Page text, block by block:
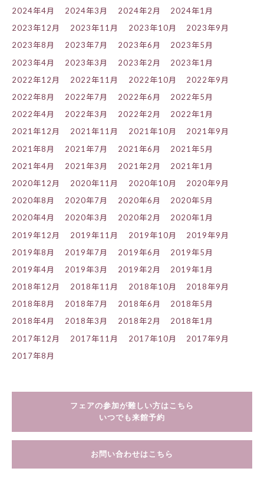
2024年4月
2024年3月 2024年2月
2024年1月
2023年12月
2023年11月 2023年10月
2023年9月
2023年8月
2023年7月 2023年6月
2023年5月
2023年4月
2023年3月 2023年2月
2023年1月
2022年12月
2022年11月 2022年10月
2022年9月
2022年8月
2022年7月 2022年6月
2022年5月
2022年4月
2022年3月 2022年2月
2022年1月
2021年12月
2021年11月 2021年10月
2021年9月
2021年8月
2021年7月 2021年6月
2021年5月
2021年4月
2021年3月 2021年2月
2021年1月
2020年12月
2020年11月 2020年10月
2020年9月
2020年8月
2020年7月 2020年6月
2020年5月
2020年4月
2020年3月 2020年2月
2020年1月
2019年12月
2019年11月 2019年10月
2019年9月
2019年8月
2019年7月 2019年6月
2019年5月
2019年4月
2019年3月 2019年2月
2019年1月
2018年12月
2018年11月 2018年10月
2018年9月
2018年8月
2018年7月 2018年6月
2018年5月
2018年4月
2018年3月 2018年2月
2018年1月
2017年12月
2017年11月 2017年10月
2017年9月
2017年8月
フェアの参加が難しい方はこちら
いつでも来館予約
お問い合わせはこちら